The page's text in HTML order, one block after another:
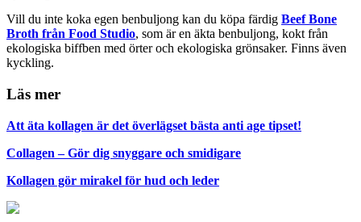
Vill du inte koka egen benbuljong kan du köpa färdig Beef Bone
Broth från Food Studio, som är en äkta benbuljong, kokt från
ekologiska biffben med örter och ekologiska grönsaker. Finns även
kyckling.
Läs mer
Att äta kollagen är det överlägset bästa anti age tipset!
Collagen – Gör dig snyggare och smidigare
Kollagen gör mirakel för hud och leder